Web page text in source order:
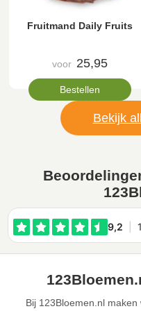
Fruitmand Daily Fruits
voor 25,95
Bestellen
Bekijk
Bij 123Bloemen.nl